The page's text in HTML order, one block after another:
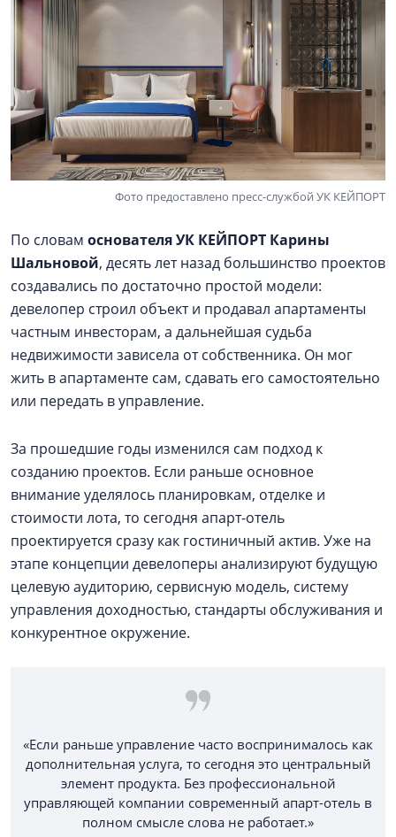
Фото предоставлено пресс-службой УК КЕЙПОРТ
По словам основателя УК КЕЙПОРТ Карины
Шальновой, десять лет назад большинство проектов
создавались по достаточно простой модели:
девелопер строил объект и продавал апартаменты
частным инвесторам, а дальнейшая судьба
недвижимости зависела от собственника. Он мог
жить в апартаменте сам, сдавать его самостоятельно
или передать в управление.
За прошедшие годы изменился сам подход к
созданию проектов. Если раньше основное
внимание уделялось планировкам, отделке и
стоимости лота, то сегодня апарт-отель
проектируется сразу как гостиничный актив. Уже на
этапе концепции девелоперы анализируют будущую
целевую аудиторию, сервисную модель, систему
управления доходностью, стандарты обслуживания и
конкурентное окружение.
«Если раньше управление часто воспринималось как
дополнительная услуга, то сегодня это центральный
элемент продукта. Без профессиональной
управляющей компании современный апарт-отель в
полном смысле слова не работает.»